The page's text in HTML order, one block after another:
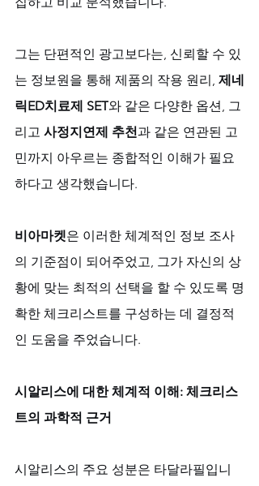
그는 단편적인 광고보다는, 신뢰할 수 있
는 정보원을 통해 제품의 작용 원리, 제네
릭ED치료제 SET와 같은 다양한 옵션, 그
리고 사정지연제 추천과 같은 연관된 고
민까지 아우르는 종합적인 이해가 필요
하다고 생각했습니다.
비아마켓은 이러한 체계적인 정보 조사
의 기준점이 되어주었고, 그가 자신의 상
황에 맞는 최적의 선택을 할 수 있도록 명
확한 체크리스트를 구성하는 데 결정적
인 도움을 주었습니다.
시알리스에 대한 체계적 이해: 체크리스
트의 과학적 근거
시알리스의 주요 성분은 타달라필입니